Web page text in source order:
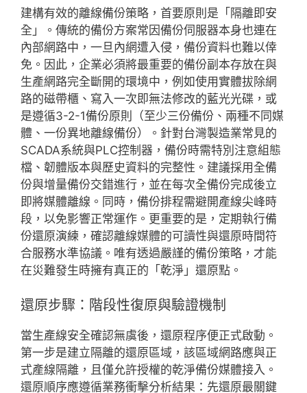
建構有效的離線備份策略，首要原則是「隔離即安
全」。傳統的備份方案常因備份伺服器本身也連在
內部網路中，一旦內網遭入侵，備份資料也難以倖
免。因此，企業必須將最重要的備份副本存放在與
生產網路完全斷開的環境中，例如使用實體拔除網
路的磁帶櫃、寫入一次即無法修改的藍光光碟，或
是遵循3-2-1備份原則（至少三份備份、兩種不同媒
體、一份異地離線備份）。針對台灣製造業常見的
SCADA系統與PLC控制器，備份時需特別注意組態
檔、韌體版本與歷史資料的完整性。建議採用全備
份與增量備份交錯進行，並在每次全備份完成後立
即將媒體離線。同時，備份排程需避開產線尖峰時
段，以免影響正常運作。更重要的是，定期執行備
份還原演練，確認離線媒體的可讀性與還原時間符
合服務水準協議。唯有透過嚴謹的備份策略，才能
在災難發生時擁有真正的「乾淨」還原點。
還原步驟：階段性復原與驗證機制
當生產線安全確認無虞後，還原程序便正式啟動。
第一步是建立隔離的還原區域，該區域網路應與正
式產線隔離，且僅允許授權的乾淨備份媒體接入。
還原順序應遵循業務衝擊分析結果：先還原最關鍵